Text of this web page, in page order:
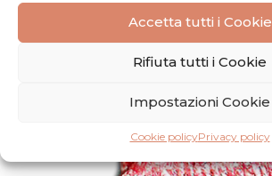
Accetta tutti i Cookie
Rifiuta tutti i Cookie
Impostazioni Cookie
Cookie policyPrivacy policy
89,00€